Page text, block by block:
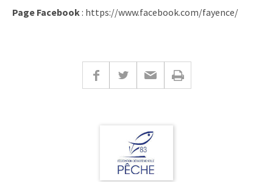
Page Facebook : https://www.facebook.com/fayence/